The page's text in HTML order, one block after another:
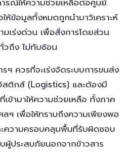
ห้ข้อมูลทั้งหมดถูกนำมาวิเคราะห์
เร่งด่วน เพื่อสั่งการโดยส่วน
วถึง ไม่ทับซ้อน
ควรที่จะเร่งจัดระบบการขนส่ง
สติกส์ (Logistics) และต้องมี
ข้ามาให้ความช่วยเหลือ ทั้งภาค
ฯ เพื่อให้ทราบถึงความเพียงพอ
ความครอบคลุมพื้นที่รับผิดชอบ
ผู้ประสบภัยนอกจากข้าวสาร